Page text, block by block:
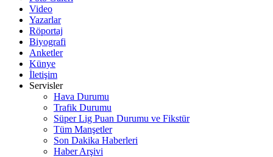
Video
Yazarlar
Röportaj
Biyografi
Anketler
Künye
İletişim
Servisler
Hava Durumu
Trafik Durumu
Süper Lig Puan Durumu ve Fikstür
Tüm Manşetler
Son Dakika Haberleri
Haber Arşivi